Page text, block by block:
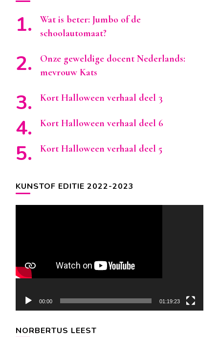
Wat is beter: Jumbo of de
schoolautomaat?
Onze geweldige docent Nederlands:
mevrouw Kats
Kort Halloween verhaal deel 3
Kort Halloween verhaal deel 6
Kort Halloween verhaal deel 5
KUNSTOF EDITIE 2022-2023
00:00 01:19:23
NORBERTUS LEEST